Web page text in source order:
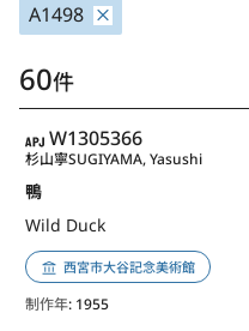
A1498
60件
APJ
W1305366
鴨
Wild Duck
杉山寧SUGIYAMA, Yasushi
西宮市大谷記念美術館
制作年: 1955